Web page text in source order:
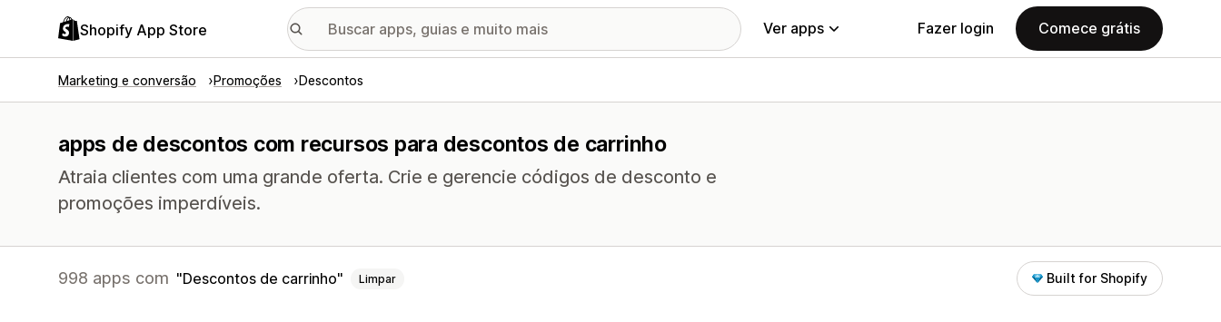
Shopify App Store Ver apps Fazer login Comece grátis
Marketing e conversão Promoções Descontos
apps de descontos com recursos para descontos de carrinho
Atraia clientes com uma grande oferta. Crie e gerencie códigos de desconto e
promoções imperdíveis.
998 apps com Descontos de carrinho Limpar Built for Shopify